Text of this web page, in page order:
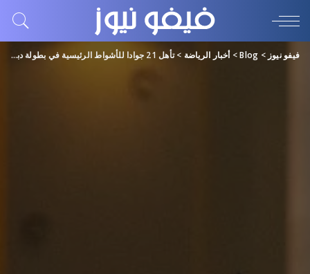
فيفو نيوز >
Blog
> أخبار الرياضة >تأهل 21 جوادا للأشواط الرئيسية في بطولة دبي الدولية للجواد العربي